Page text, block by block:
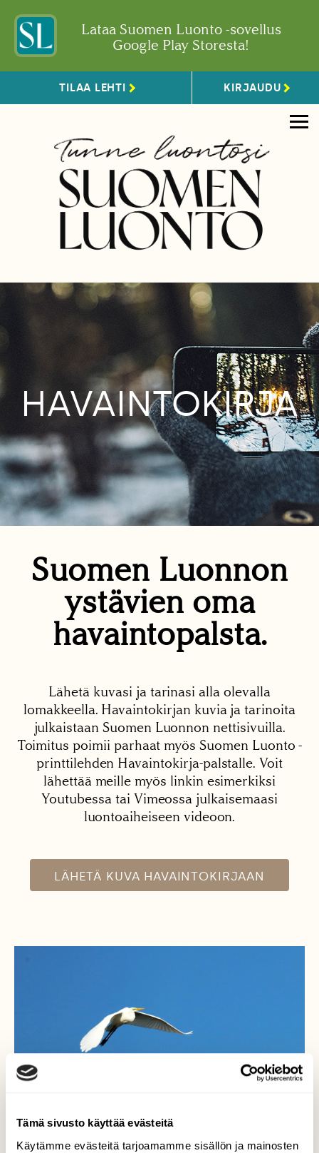
Tämä sivusto käyttää evästeitä
Käytämme evästeitä tarjoamamme sisällön ja mainosten
Lataa Suomen Luonto -sovellus
Google Play Storesta!
TILAA LEHTI KIRJAUDU
HAVAINTOKIRJA
Suomen Luonnon
ystävien oma
havaintopalsta.
Lähetä kuvasi ja tarinasi alla olevalla
lomakkeella. Havaintokirjan kuvia ja tarinoita
julkaistaan Suomen Luonnon nettisivuilla.
Toimitus poimii parhaat myös Suomen Luonto -
printtilehden Havaintokirja-palstalle. Voit
lähettää meille myös linkin esimerkiksi
Youtubessa tai Vimeossa julkaisemaasi
luontoaiheiseen videoon.
LÄHETÄ KUVA HAVAINTOKIRJAAN